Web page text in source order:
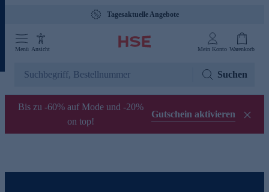
Tagesaktuelle Angebote
Menü Ansicht Mein Konto Warenkorb
Suchen
Bis zu -60% auf Mode und -20%
on top!
Gutschein aktivieren